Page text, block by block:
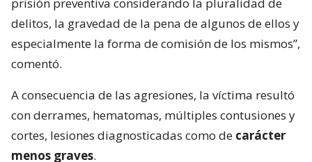
delitos, la gravedad de la pena de algunos de ellos y
especialmente la forma de comisión de los mismos”,
comentó.
A consecuencia de las agresiones, la víctima resultó
con derrames, hematomas, múltiples contusiones y
cortes, lesiones diagnosticadas como de carácter
menos graves.